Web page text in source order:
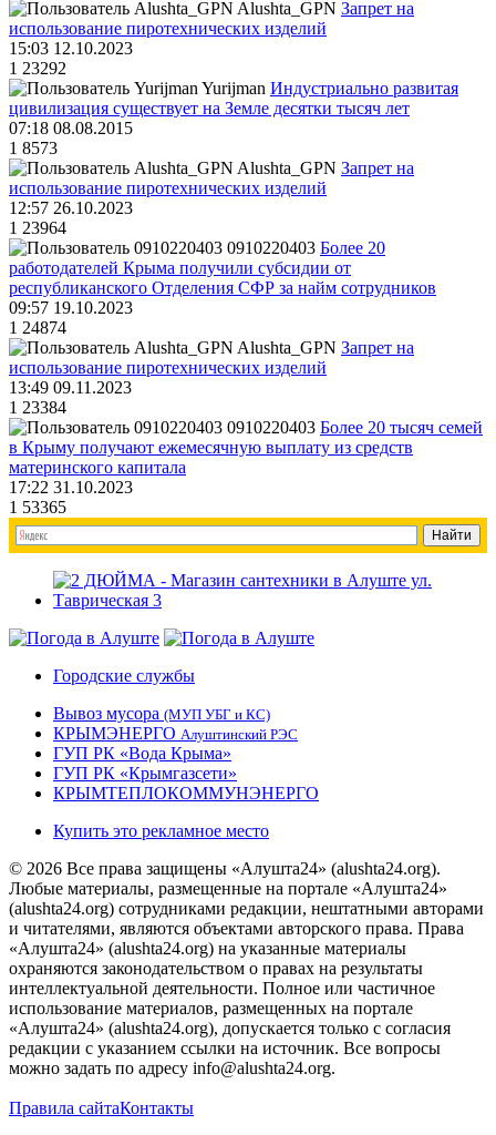
Alushta_GPN Запрет на
использование пиротехнических изделий
15:03 12.10.2023
1 23292
Yurijman Индустриально развитая
цивилизация существует на Земле десятки тысяч лет
07:18 08.08.2015
1 8573
Alushta_GPN Запрет на
использование пиротехнических изделий
12:57 26.10.2023
1 23964
0910220403 Более 20
работодателей Крыма получили субсидии от
республиканского Отделения СФР за найм сотрудников
09:57 19.10.2023
1 24874
Alushta_GPN Запрет на
использование пиротехнических изделий
13:49 09.11.2023
1 23384
0910220403 Более 20 тысяч семей
в Крыму получают ежемесячную выплату из средств
материнского капитала
17:22 31.10.2023
1 53365
Городские службы
Вывоз мусора (МУП УБГ и КС)
КРЫМЭНЕРГО Алуштинский РЭС
ГУП РК «Вода Крыма»
ГУП РК «Крымгазсети»
КРЫМТЕПЛОКОММУНЭНЕРГО
Купить это рекламное место
© 2026 Все права защищены «Алушта24» (alushta24.org).
Любые материалы, размещенные на портале «Алушта24»
(alushta24.org) сотрудниками редакции, нештатными авторами
и читателями, являются объектами авторского права. Права
«Алушта24» (alushta24.org) на указанные материалы
охраняются законодательством о правах на результаты
интеллектуальной деятельности. Полное или частичное
использование материалов, размещенных на портале
«Алушта24» (alushta24.org), допускается только с согласия
редакции с указанием ссылки на источник. Все вопросы
можно задать по адресу info@alushta24.org.
Правила сайтаКонтакты